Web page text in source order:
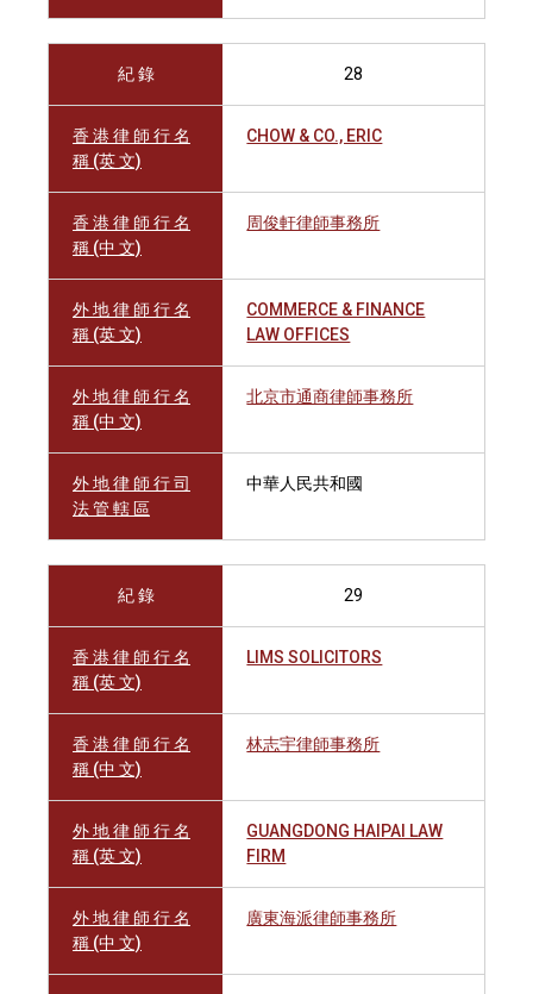
紀 錄 28
香 港 律 師 行 名
稱 (英 文)
CHOW & CO., ERIC
香 港 律 師 行 名
稱 (中 文)
周俊軒律師事務所
外 地 律 師 行 名
稱 (英 文)
COMMERCE & FINANCE
LAW OFFICES
外 地 律 師 行 名
稱 (中 文)
北京市通商律師事務所
外 地 律 師 行 司
法 管 轄 區
中華人民共和國
紀 錄 29
香 港 律 師 行 名
稱 (英 文)
LIMS SOLICITORS
香 港 律 師 行 名
稱 (中 文)
林志宇律師事務所
外 地 律 師 行 名
稱 (英 文)
GUANGDONG HAIPAI LAW
FIRM
外 地 律 師 行 名
稱 (中 文)
廣東海派律師事務所